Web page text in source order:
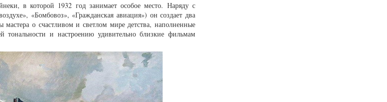
в которой 1932 год занимает особое место. Наряду с
«Бомбовоз», «Гражданская авиация») он создает два
о счастливом и светлом мире детства, наполненные
и настроению удивительно близкие фильмам